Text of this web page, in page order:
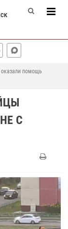
оказали помощь
С